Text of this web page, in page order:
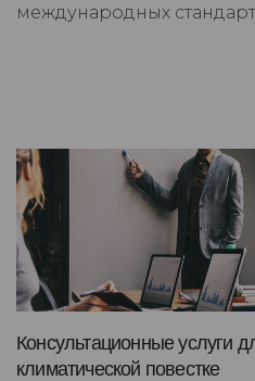
международных
Консультационные услуги
климатической повестке